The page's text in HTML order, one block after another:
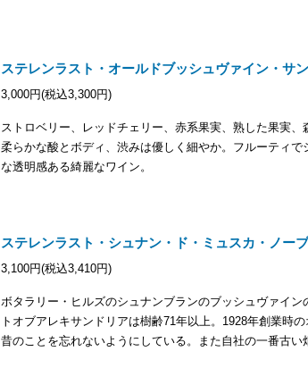
ステレンラスト・オールドブッシュヴァイン・サ
3,000円(税込3,300円)
ストロベリー、レッドチェリー、赤系果実、熟した果実、
柔らかな酸とボディ、渋みは優しく細やか。フルーティで
な透明感ある綺麗なワイン。
ステレンラスト・シュナン・ド・ミュスカ・ノー
3,100円(税込3,410円)
ボタラリー・ヒルズのシュナンブランのブッシュヴァイン
トオブアレキサンドリアは樹齢71年以上。1928年創業時
昔のことを忘れないようにしている。また自社の一番古い